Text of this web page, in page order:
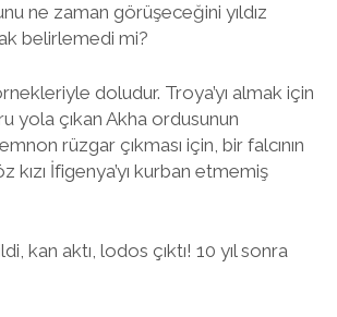
ne zaman görüşeceğini yıldız
belirlemedi mi?
doludur. Troya’yı almak için
yola çıkan Akha ordusunun
rüzgar çıkması için, bir falcının
kızı İfigenya’yı kurban etmemiş
kan aktı, lodos çıktı! 10 yıl sonra